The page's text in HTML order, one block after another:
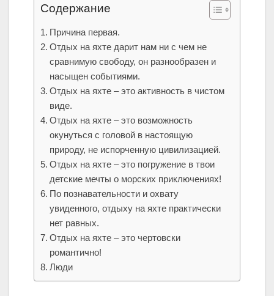
Содержание
Причина первая.
Отдых на яхте дарит нам ни с чем не
сравнимую свободу, он разнообразен и
насыщен событиями.
Отдых на яхте – это активность в чистом
виде.
Отдых на яхте – это возможность
окунуться с головой в настоящую
природу, не испорченную цивилизацией.
Отдых на яхте – это погружение в твои
детские мечты о морских приключениях!
По познавательности и охвату
увиденного, отдыху на яхте практически
нет равных.
Отдых на яхте – это чертовски
романтично!
Люди